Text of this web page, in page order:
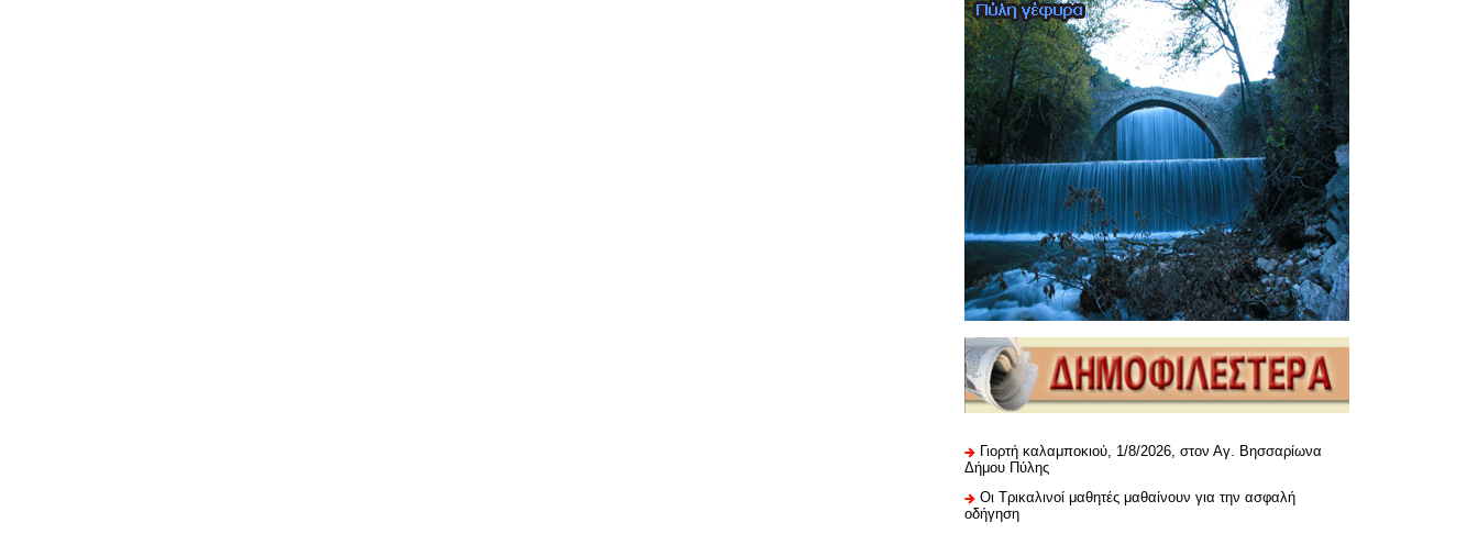
Γιορτή καλαμποκιού, 1/8/2026, στον Αγ. Βησσαρίωνα
Δήμου Πύλης
Οι Τρικαλινοί μαθητές μαθαίνουν για την ασφαλή
οδήγηση